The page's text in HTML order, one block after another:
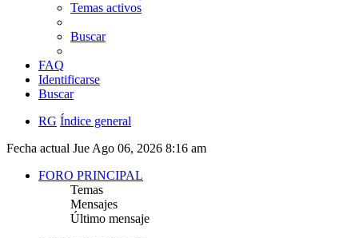
Temas activos
Buscar
FAQ
Identificarse
Buscar
RG Índice general
Fecha actual Jue Ago 06, 2026 8:16 am
FORO PRINCIPAL
Temas
Mensajes
Último mensaje